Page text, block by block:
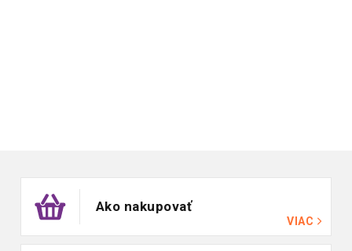
Ako nakupovať
VIAC